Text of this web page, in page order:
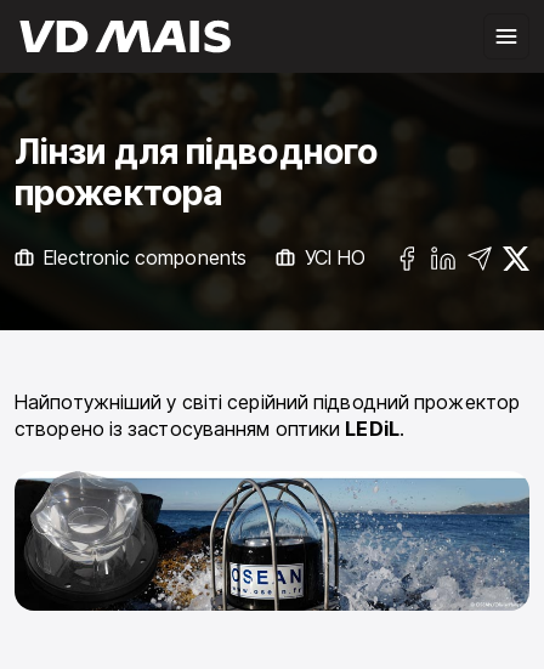
Лінзи для підводного
прожектора
Electronic components УСІ НОВИНИ
Найпотужніший у світі серійний підводний прожектор
створено із застосуванням оптики LEDiL.